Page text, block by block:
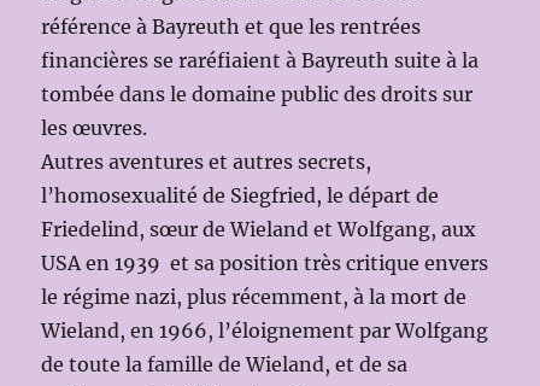
référence à Bayreuth et que les rentrées
financières se raréfiaient à Bayreuth suite à la
tombée dans le domaine public des droits sur
les œuvres.
Autres aventures et autres secrets,
l’homosexualité de Siegfried, le départ de
Friedelind, sœur de Wieland et Wolfgang, aux
USA en 1939 et sa position très critique envers
le régime nazi, plus récemment, à la mort de
Wieland, en 1966, l’éloignement par Wolfgang
de toute la famille de Wieland, et de sa